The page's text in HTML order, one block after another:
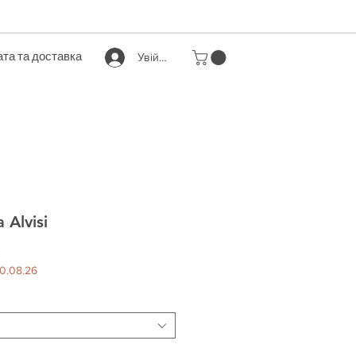
та доставка Увійти
Alvisi
За
розпродажем